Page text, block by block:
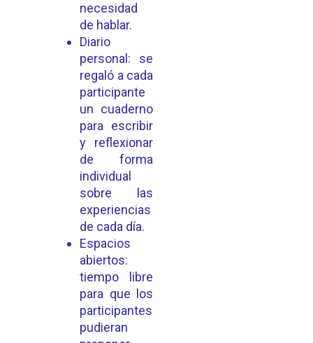
necesidad
de hablar.
Diario
personal: se
regaló a cada
participante
un cuaderno
para escribir
y reflexionar
de forma
individual
sobre las
experiencias
de cada día.
Espacios
abiertos:
tiempo libre
para que los
participantes
pudieran